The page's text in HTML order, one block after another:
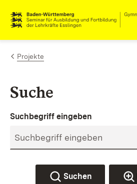
Zum Inhalt springen
Link zur Startseite
Projekte
Suche
Suchbegriff eingeben
Suchen